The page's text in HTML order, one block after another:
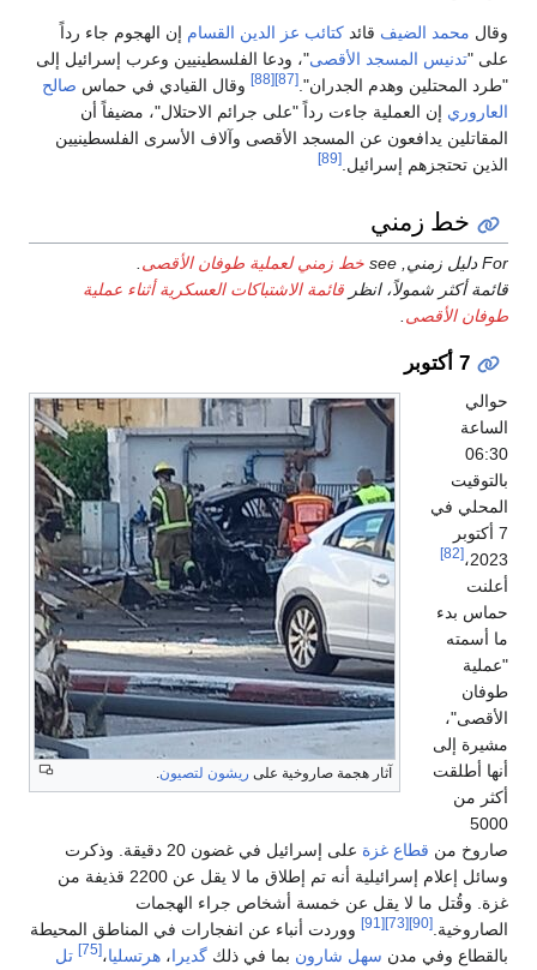
وقال محمد الضيف قائد كتائب عز الدين القسام إن الهجوم جاء رداً
على "تدنيس المسجد الأقصى"، ودعا الفلسطينيين وعرب إسرائيل إلى
"طرد المحتلين وهدم الجدران". [87]
[88] وقال القيادي في حماس صالح
العاروري إن العملية جاءت رداً "على جرائم الاحتلال"، مضيفاً أن
المقاتلين يدافعون عن المسجد الأقصى وآلاف الأسرى الفلسطينيين
الذين تحتجزهم إسرائيل. [89]
خط زمني
For دليل زمني, see خط زمني لعملية طوفان الأقصى
قائمة أكثر شمولاً، انظر قائمة الاشتباكات العسكرية أثناء عملية
طوفان الأقصى
7 أكتوبر
آثار هجمة صاروخية على ريشون لتصيون
حوالي
الساعة
06:30
بالتوقيت
المحلي في
7 أكتوبر
2023، [82]
أعلنت
حماس بدء
ما أسمته
"عملية
طوفان
الأقصى"،
مشيرة إلى
أنها أطلقت
أكثر من
5000
صاروخ من قطاع غزة
على إسرائيل في غضون 20 دقيقة. وذكرت
وسائل إعلام إسرائيلية أنه تم إطلاق ما لا يقل عن 2200 قذيفة من
غزة. وقُتل ما لا يقل عن خمسة أشخاص جراء الهجمات
الصاروخية. [90]
[73]
[91]
ووردت أنباء عن انفجارات في المناطق المحيطة
بالقطاع وفي مدن سهل شارون بما في ذلك گديرا، هرتسليا،[75] تل